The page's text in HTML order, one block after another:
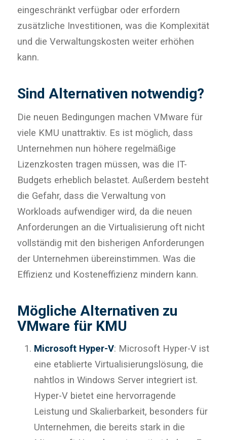
eingeschränkt verfügbar oder erfordern
zusätzliche Investitionen, was die Komplexität
und die Verwaltungskosten weiter erhöhen
kann.
Sind Alternativen notwendig?
Die neuen Bedingungen machen VMware für
viele KMU unattraktiv. Es ist möglich, dass
Unternehmen nun höhere regelmäßige
Lizenzkosten tragen müssen, was die IT-
Budgets erheblich belastet. Außerdem besteht
die Gefahr, dass die Verwaltung von
Workloads aufwendiger wird, da die neuen
Anforderungen an die Virtualisierung oft nicht
vollständig mit den bisherigen Anforderungen
der Unternehmen übereinstimmen. Was die
Effizienz und Kosteneffizienz mindern kann.
Mögliche Alternativen zu
VMware für KMU
Microsoft Hyper-V: Microsoft Hyper-V ist
eine etablierte Virtualisierungslösung, die
nahtlos in Windows Server integriert ist.
Hyper-V bietet eine hervorragende
Leistung und Skalierbarkeit, besonders für
Unternehmen, die bereits stark in die